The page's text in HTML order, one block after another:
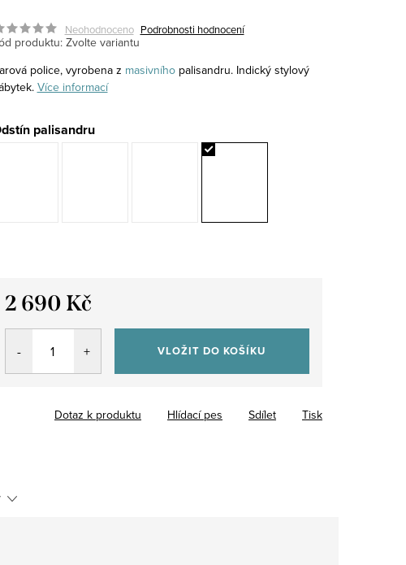
Neohodnoceno Podrobnosti hodnocení
produktu: Zvolte variantu
police, vyrobena z masivníhopalisandru. Indický stylový
Více informací
palisandru
2 690 Kč
Měrná
VLOŽIT DO KOŠÍKU
Tisk
Dotaz k produktu Hlídací pes Sdílet